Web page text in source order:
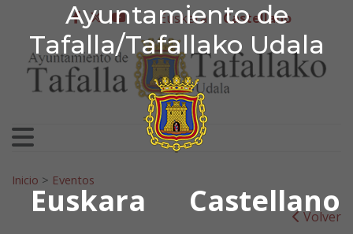
Ayuntamiento de
Tafalla/Tafallako Udala
Euskara Castellano
Ir al contenido
Ayuntamiento de
facebook
twitter
youtube
Euskera Castellano
Search for:
Inicio > Eventos
Volver